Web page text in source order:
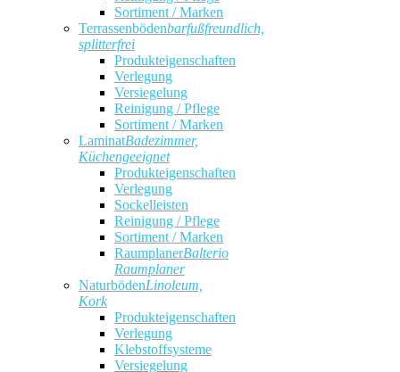
Sortiment / Marken
Terrassenbödenbarfußfreundlich,
splitterfrei
Produkteigenschaften
Verlegung
Versiegelung
Reinigung / Pflege
Sortiment / Marken
LaminatBadezimmer,
Küchengeeignet
Produkteigenschaften
Verlegung
Sockelleisten
Reinigung / Pflege
Sortiment / Marken
RaumplanerBalterio
Raumplaner
NaturbödenLinoleum,
Kork
Produkteigenschaften
Verlegung
Klebstoffsysteme
Versiegelung